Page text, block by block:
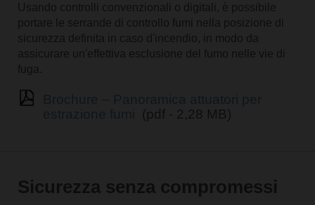
Usando controlli convenzionali o digitali, è possibile
portare le serrande di controllo fumi nella posizione di
sicurezza definita in caso d'incendio, in modo da
assicurare un'effettiva esclusione del fumo nelle vie di
fuga.
(pdf - 2,28 MB)
Sicurezza senza compromessi